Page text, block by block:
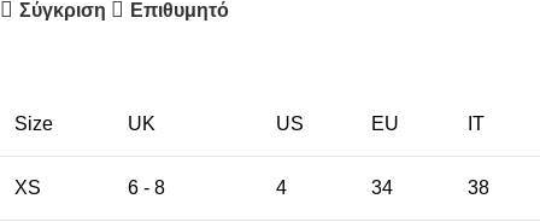
Σύγκριση Επιθυμητό
Size UK US EU ΙΤ
XS 6 - 8 4 34 38